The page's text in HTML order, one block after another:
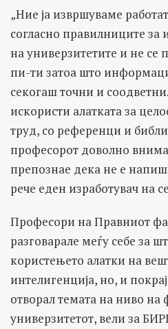
„Ние ја извршуваме
согласно правилниците за
на универзитетите и не се
пи-ти затоа што
секогаш точни и
искористи алатката за
труд, со референци и
професорот доволно
препознае дека не е
рече еден изработувач на
Професори на Правниот
разговарале меѓу себе за
користењето алатки на
интелигенција, но, и
отворал темата на ниво на
универзитетот, вели за